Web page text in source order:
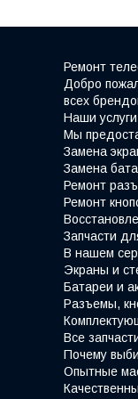
Ремонт
Добро
всех
Наши услуги
Мы
Замена
Замена
Ремонт
Ремонт
Запчасти
В нашем
Экраны и
Батареи и
Разъемы,
Все
Почему
Опытные